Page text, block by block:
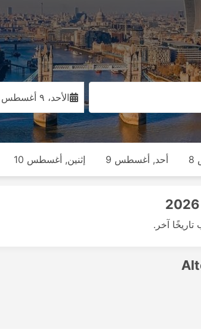
الأحد، ٩ أغسطس
أحد, أغسطس 9 إثنين, أغسطس 10
آخر.